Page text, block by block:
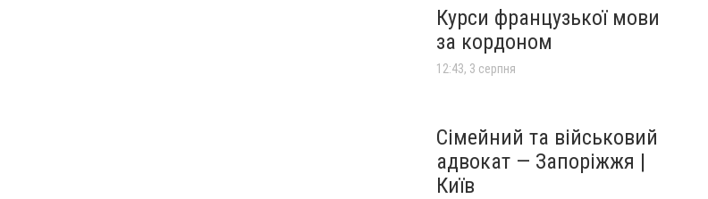
Курси французької мови
за кордоном
12:43, 3 серпня
Сімейний та військовий
адвокат — Запоріжжя |
Київ